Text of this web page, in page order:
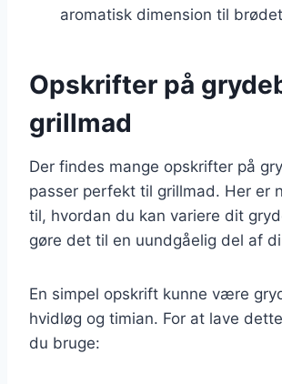
aromatisk dimension til
Opskrifter på
grillmad
Der findes mange opskrifter på
passer perfekt til grillmad. Her er
til, hvordan du kan variere dit
gøre det til en uundgåelig del af
En simpel opskrift kunne være
hvidløg og timian. For at lave
du bruge: